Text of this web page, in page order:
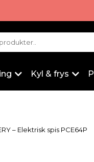
Kyl & frys
– Elektrisk spis PCE64P